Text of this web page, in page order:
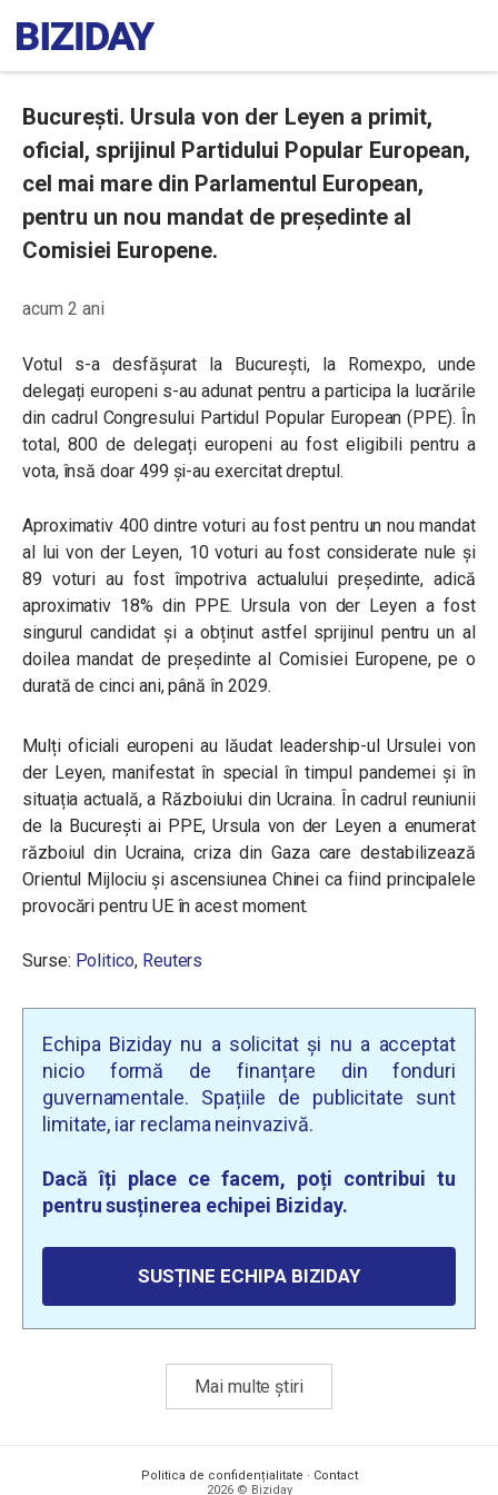
București. Ursula von der Leyen a primit,
oficial, sprijinul Partidului Popular European,
cel mai mare din Parlamentul European,
pentru un nou mandat de președinte al
Comisiei Europene.
acum 2 ani
Votul s-a desfășurat la București, la Romexpo, unde
delegați europeni s-au adunat pentru a participa la lucrările
din cadrul Congresului Partidul Popular European (PPE). În
total, 800 de delegați europeni au fost eligibili pentru a
vota, însă doar 499 și-au exercitat dreptul.
Aproximativ 400 dintre voturi au fost pentru un nou mandat
al lui von der Leyen, 10 voturi au fost considerate nule și
89 voturi au fost împotriva actualului președinte, adică
aproximativ 18% din PPE. Ursula von der Leyen a fost
singurul candidat și a obținut astfel sprijinul pentru un al
doilea mandat de președinte al Comisiei Europene, pe o
durată de cinci ani, până în 2029.
Mulți oficiali europeni au lăudat leadership-ul Ursulei von
der Leyen, manifestat în special în timpul pandemei și în
situația actuală, a Războiului din Ucraina. În cadrul reuniunii
de la București ai PPE, Ursula von der Leyen a enumerat
războiul din Ucraina, criza din Gaza care destabilizează
Orientul Mijlociu și ascensiunea Chinei ca fiind principalele
provocări pentru UE în acest moment.
Surse: Politico, Reuters
Echipa Biziday nu a solicitat și nu a acceptat
nicio formă de finanțare din fonduri
guvernamentale. Spațiile de publicitate sunt
limitate, iar reclama neinvazivă.
Dacă îți place ce facem, poți contribui tu
pentru susținerea echipei Biziday.
SUSȚINE ECHIPA BIZIDAY
Mai multe știri
Politica de confidențialitate · Contact
2026 © Biziday